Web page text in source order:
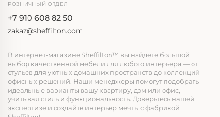
РОЗНИЧНЫЙ ОТДЕЛ
+7 910 608 82 50
zakaz@sheffilton.com
В интернет-магазине Sheffilton™ вы найдете большой
выбор качественной мебели для любого интерьера — от
стульев для уютных домашних пространств до коллекций
офисных решений. Наши менеджеры помогут подобрать
идеальные варианты вашу квартиру, дом или офис,
учитывая стиль и функциональность. Доверьтесь нашей
экспертизе и создайте интерьер мечты с фабрикой